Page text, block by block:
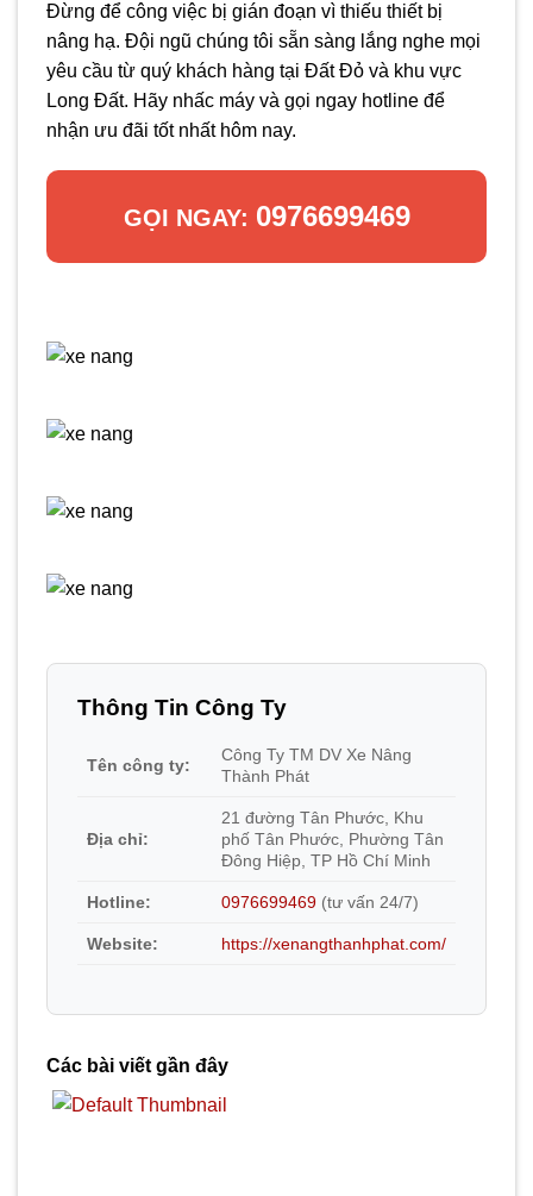
Đừng để công việc bị gián đoạn vì thiếu thiết bị
nâng hạ. Đội ngũ chúng tôi sẵn sàng lắng nghe mọi
yêu cầu từ quý khách hàng tại Đất Đỏ và khu vực
Long Đất. Hãy nhấc máy và gọi ngay hotline để
nhận ưu đãi tốt nhất hôm nay.
GỌI NGAY: 0976699469
Thông Tin Công Ty
Tên công ty:
Công Ty TM DV Xe Nâng
Thành Phát
Địa chỉ:
21 đường Tân Phước, Khu
phố Tân Phước, Phường Tân
Đông Hiệp, TP Hồ Chí Minh
Hotline: 0976699469 (tư vấn 24/7)
Website: https://xenangthanhphat.com/
Các bài viết gần đây